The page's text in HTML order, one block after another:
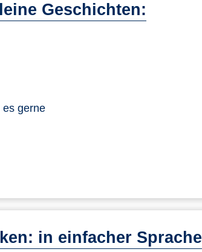
Geschichten:
es gerne
in einfacher Sprache